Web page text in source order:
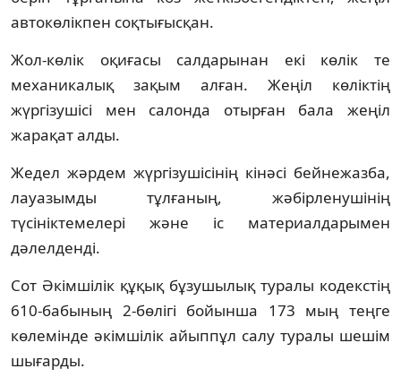
автокөлікпен соқтығысқан.
Жол-көлік оқиғасы салдарынан екі көлік те
механикалық зақым алған. Жеңіл көліктің
жүргізушісі мен салонда отырған бала жеңіл
жарақат алды.
Жедел жәрдем жүргізушісінің кінәсі бейнежазба,
лауазымды тұлғаның, жәбірленушінің
түсініктемелері және іс материалдарымен
дәлелденді.
Сот Әкімшілік құқық бұзушылық туралы кодекстің
610-бабының 2-бөлігі бойынша 173 мың теңге
көлемінде әкімшілік айыппұл салу туралы шешім
шығарды.